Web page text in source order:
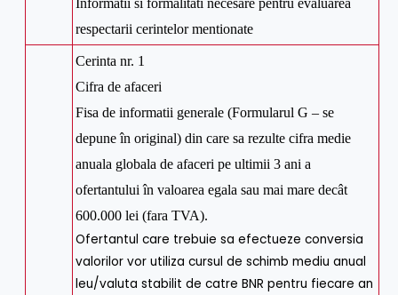
respectarii cerintelor mentionate
Cerinta nr. 1
Cifra de afaceri
Fisa de informatii generale (Formularul G – se
depune în original) din care sa rezulte cifra medie
anuala globala de afaceri pe ultimii 3 ani a
ofertantului în valoarea egala sau mai mare decât
600.000 lei (fara TVA).
Ofertantul care trebuie sa efectueze conversia
valorilor vor utiliza cursul de schimb mediu anual
leu/valuta stabilit de catre BNR pentru fiecare an